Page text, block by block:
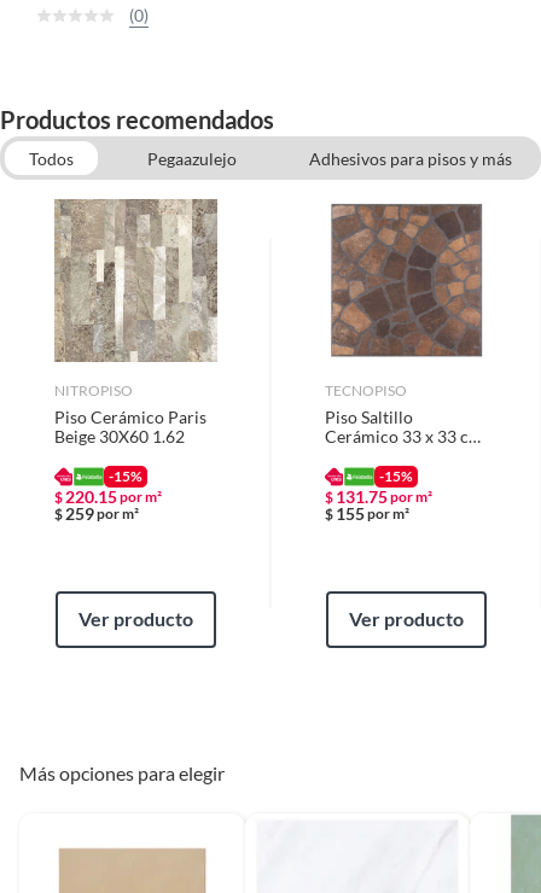
(0)
Productos recomendados
Todos Pegaazulejo
Adhesivos para pisos y más
Pisos, Pinturas y Terminaciones
Piso tipo madera
Inodoros
Muro Cerámico
NITROPISO
Piso Cerámico Paris
Beige 30X60 1.62
-15%
$ 220.15por m²
$ 259por m²
Ver producto
TECNOPISO
Piso Saltillo
Cerámico 33 x 33 cm
-15%
$ 131.75por m²
$ 155por m²
Ver producto
Más opciones para elegir